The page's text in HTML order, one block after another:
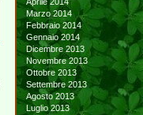
Marzo 2014
Febbraio 2014
Gennaio 2014
Dicembre 2013
Novembre 2013
Ottobre 2013
Settembre 2013
Agosto 2013
Luglio 2013